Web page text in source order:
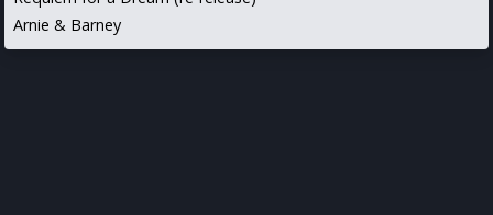
Arnie & Barney